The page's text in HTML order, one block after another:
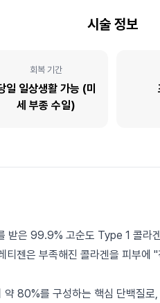
시술 정보
회복 기간
일 일상생활 가능 (미
세 부종 수일)
받은 99.9% 고순도 Type 1 콜라
티젠은 부족해진 콜라겐을 피부에
80%를 구성하는 핵심 단백질